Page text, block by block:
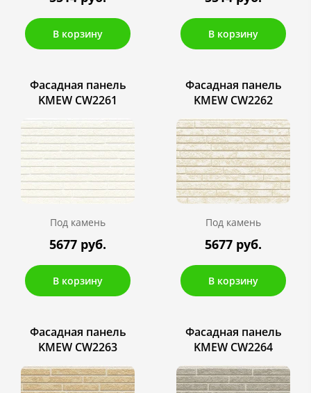
В корзину В корзину
Фасадная панель
KMEW CW2261
Под камень
5677 руб.
В корзину
Фасадная панель
KMEW CW2262
Под камень
5677 руб.
В корзину
Фасадная панель
KMEW CW2263
Фасадная панель
KMEW CW2264